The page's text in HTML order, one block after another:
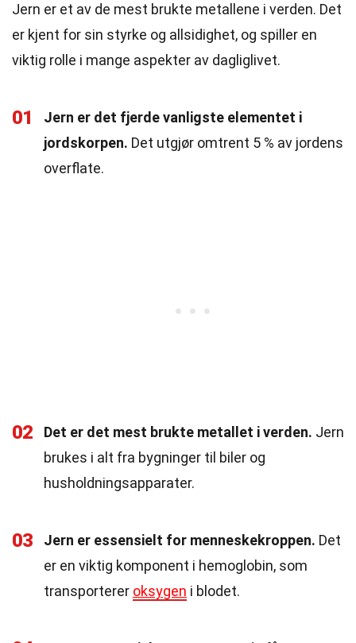
Jern er et av de mest brukte metallene i verden. Det
er kjent for sin styrke og allsidighet, og spiller en
viktig rolle i mange aspekter av dagliglivet.
01
Jern er det fjerde vanligste elementet i
jordskorpen. Det utgjør omtrent 5 % av jordens
overflate.
02 Det er det mest brukte metallet i verden. Jern
brukes i alt fra bygninger til biler og
husholdningsapparater.
03 Jern er essensielt for menneskekroppen. Det
er en viktig komponent i hemoglobin, som
transporterer oksygen i blodet.